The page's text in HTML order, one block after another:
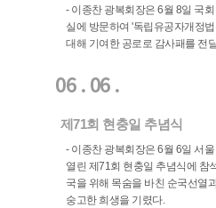
- 이종찬 광복회장은 6월 8일 국
실에 방문하여 '독립유공자개정
대해 기여한 공로로 감사패를 전
06 . 06 .
제71회 현충일 추념식
- 이종찬 광복회장은 6월 6일 서
열린 제71회 현충일 추념식에 참
국을 위해 목숨을 바친 순국선열
숭고한 희생을 기렸다.